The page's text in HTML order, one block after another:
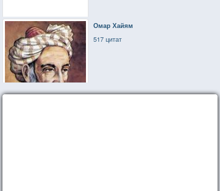
Омар Хайям
517 цитат